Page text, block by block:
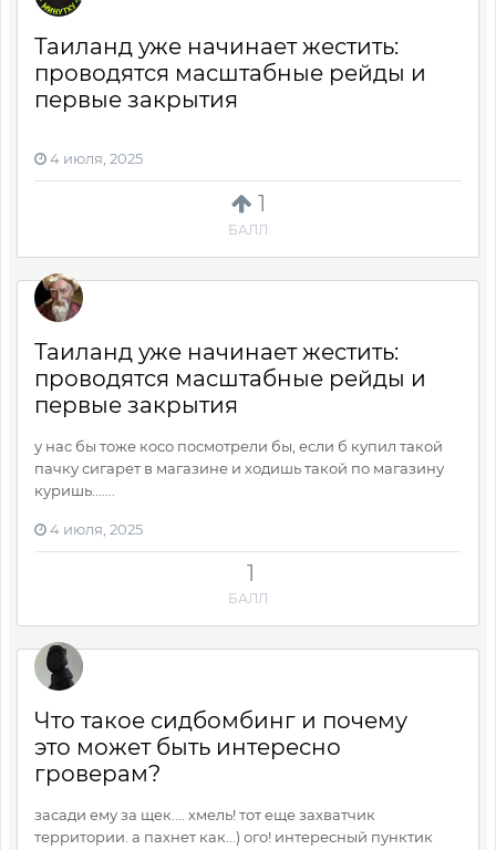
1
БАЛЛ
Таиланд уже начинает жестить:
проводятся масштабные рейды и
первые закрытия
4 июля, 2025
1
БАЛЛ
Таиланд уже начинает жестить:
проводятся масштабные рейды и
первые закрытия
у нас бы тоже косо посмотрели бы, если б купил такой
пачку сигарет в магазине и ходишь такой по магазину
куришь.......
4 июля, 2025
Что такое сидбомбинг и почему
это может быть интересно
гроверам?
засади ему за щек.... хмель! тот еще захватчик
территории. а пахнет как...) ого! интересный пунктик